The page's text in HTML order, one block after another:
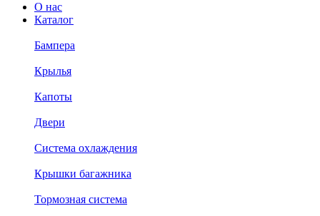
О нас
Каталог
Бампера
Крылья
Капоты
Двери
Система охлаждения
Крышки багажника
Тормозная система